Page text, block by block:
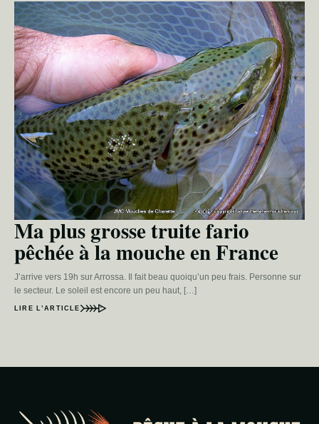
Ma plus grosse truite fario
pêchée à la mouche en France
J’arrive vers 19h sur Arrossa. Il fait beau quoiqu’un peu frais. Personne sur
le secteur. Le soleil est encore un peu haut, […]
LIRE L’ARTICLE